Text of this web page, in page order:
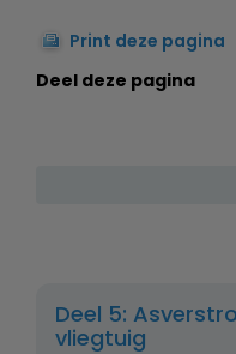
Print deze pagina
Deel deze pagina
Deel 5:
vliegtuig